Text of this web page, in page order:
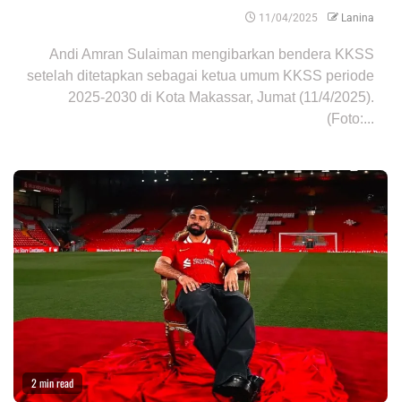
11/04/2025 Lanina
Andi Amran Sulaiman mengibarkan bendera KKSS
setelah ditetapkan sebagai ketua umum KKSS periode
2025-2030 di Kota Makassar, Jumat (11/4/2025).
(Foto:...
2 min read